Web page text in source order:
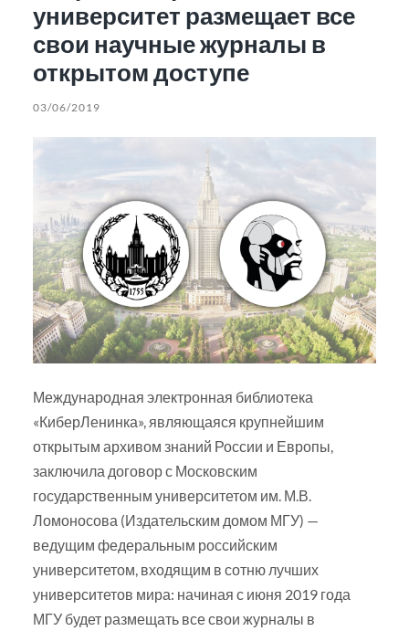
университет размещает все
свои научные журналы в
открытом доступе
03/06/2019
Международная электронная библиотека
«КиберЛенинка», являющаяся крупнейшим
открытым архивом знаний России и Европы,
заключила договор с Московским
государственным университетом им. М.В.
Ломоносова (Издательским домом МГУ) —
ведущим федеральным российским
университетом, входящим в сотню лучших
университетов мира: начиная с июня 2019 года
МГУ будет размещать все свои журналы в